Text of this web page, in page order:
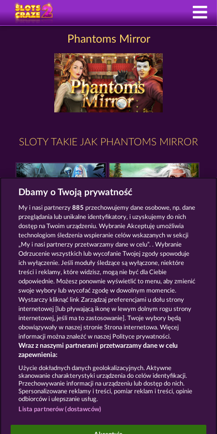
Phantoms Mirror
SLOTY TAKIE JAK PHANTOMS MIRROR
CRYSTAL BALL THE LAND OF HEROES
DRAGONHEART THE NIBELUNG LEGENDS MYSTIC FORCE
Zasady i warunki Polityka prywatności
Nota prawna Firma FAQ Facebook
Prześlij wniosek o wypłatę
Gry społecznościowe mają przeznaczenie czysto
Dbamy o Twoją prywatność
My i nasi partnerzy885 przechowujemy dane osobowe, np. dane
przeglądania lub unikalne identyfikatory, i uzyskujemy do nich
dostęp na Twoim urządzeniu. Wybranie Akceptuję umożliwia
technologiom śledzenia wspieranie celów wskazanych w sekcji
„My i nasi partnerzy przetwarzamy dane w celu”. . Wybranie
Odrzucenie wszystkich lub wycofanie Twojej zgody spowoduje
ich wyłączenie. Jeśli moduły śledzące są wyłączone, niektóre
treści i reklamy, które widzisz, mogą nie być dla Ciebie
odpowiednie. Możesz ponownie wyświetlić to menu, aby zmienić
swoje wybory lub wycofać zgodę w dowolnym momencie.
Wystarczy kliknąć link Zarządzaj preferencjami u dołu strony
internetowej [lub pływającą ikonę w lewym dolnym rogu strony
internetowej, jeśli ma to zastosowanie]. Twoje wybory będą
obowiązywały w naszej stronie Strona internetowa. Więcej
informacji można znaleźć w naszej Polityce prywatności.
Wraz z naszymi partnerami przetwarzamy dane w celu
zapewnienia:
Użycie dokładnych danych geolokalizacyjnych. Aktywne
skanowanie charakterystyki urządzenia do celów identyfikacji.
Przechowywanie informacji na urządzeniu lub dostęp do nich.
Spersonalizowane reklamy i treści, pomiar reklam i treści, opinie
odbiorców i ulepszanie usług.
Lista partnerów (dostawców)